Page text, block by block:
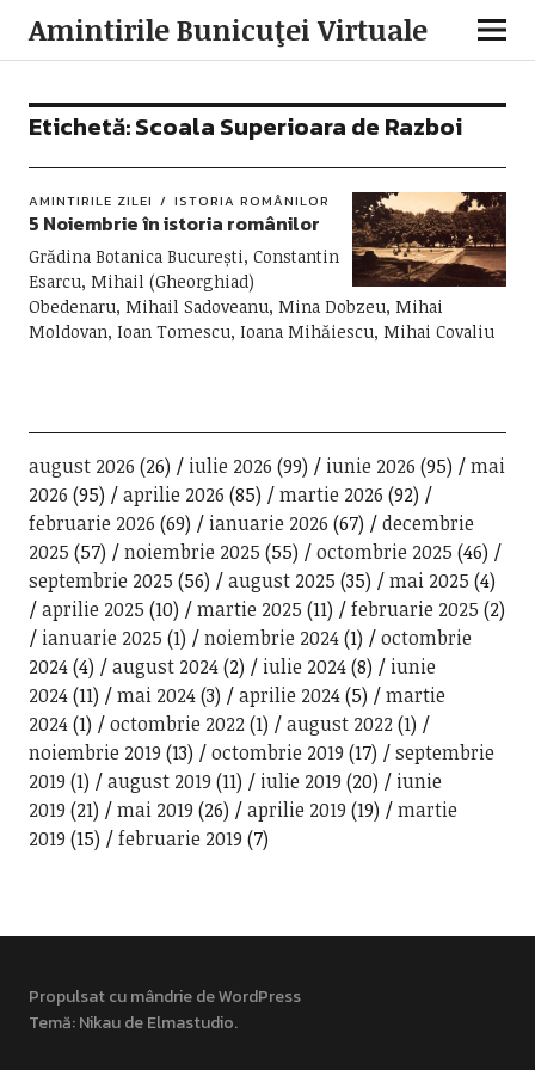
Amintirile Bunicuţei Virtuale
Etichetă:Scoala Superioara de Razboi
AMINTIRILE ZILEI ISTORIA ROMÂNILOR
5 Noiembrie în istoria românilor
Grădina Botanica București, Constantin
Esarcu, Mihail (Gheorghiad)
Obedenaru, Mihail Sadoveanu, Mina Dobzeu, Mihai
Moldovan, Ioan Tomescu, Ioana Mihăiescu, Mihai Covaliu
august 2026 (26) iulie 2026 (99) iunie 2026 (95)
mai
2026 (95) aprilie 2026 (85) martie 2026 (92)
februarie 2026 (69) ianuarie 2026 (67)
decembrie
2025 (57) noiembrie 2025 (55) octombrie 2025 (46)
septembrie 2025 (56) august 2025 (35) mai 2025 (4)
aprilie 2025 (10) martie 2025 (11) februarie 2025 (2)
ianuarie 2025 (1) noiembrie 2024(1)
octombrie
2024(4) august 2024(2) iulie 2024(8)
iunie
2024(11) mai 2024(3) aprilie 2024(5)
martie
2024(1) octombrie 2022(1) august 2022(1)
noiembrie 2019 (13) octombrie 2019 (17)
septembrie
2019 (1) august 2019 (11) iulie 2019 (20)
iunie
2019 (21) mai 2019 (26) aprilie 2019 (19)
martie
2019 (15) februarie 2019 (7)
Propulsat cu mândrie de WordPress
Temă: Nikau deElmastudio.